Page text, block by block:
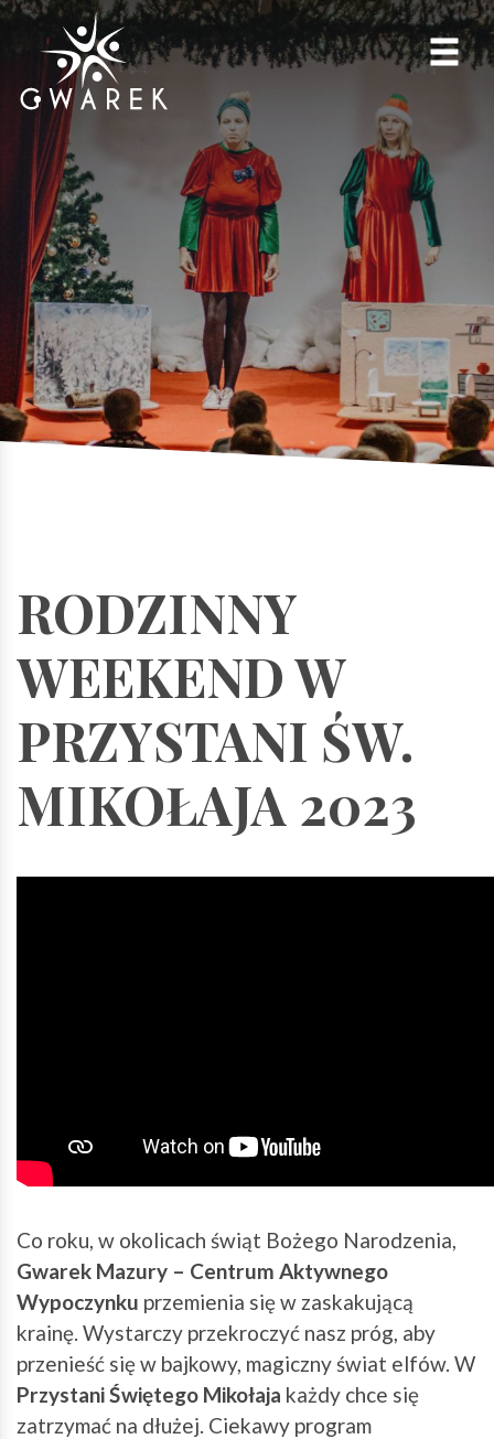
RODZINNY
WEEKEND W
PRZYSTANI ŚW.
MIKOŁAJA 2023
Co roku, w okolicach świąt Bożego Narodzenia,
Gwarek Mazury – Centrum Aktywnego
Wypoczynku przemienia się w zaskakującą
krainę. Wystarczy przekroczyć nasz próg, aby
przenieść się w bajkowy, magiczny świat elfów. W
Przystani Świętego Mikołaja każdy chce się
zatrzymać na dłużej. Ciekawy program